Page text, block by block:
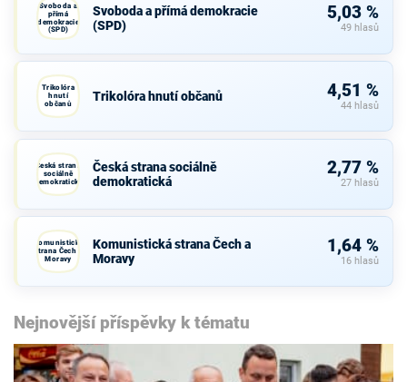
Svoboda a
přímá
demokracie
(SPD)
Svoboda a přímá demokracie
(SPD)
5,03 %
49 hlasů
Trikolóra
hnutí
občanů
Trikolóra hnutí občanů 4,51 %
44 hlasů
Česká strana
sociálně
demokratická
Česká strana sociálně
demokratická
2,77 %
27 hlasů
Komunistická
strana Čech a
Moravy
Komunistická strana Čech a
Moravy
1,64 %
16 hlasů
Nejnovější příspěvky k tématu